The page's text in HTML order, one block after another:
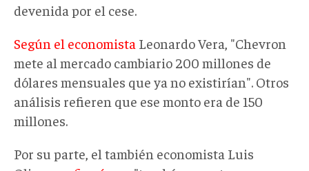
devenida por el cese.
Según el economista Leonardo Vera, "Chevron
mete al mercado cambiario 200 millones de
dólares mensuales que ya no existirían". Otros
análisis refieren que ese monto era de 150
millones.
Por su parte, el también economista Luis